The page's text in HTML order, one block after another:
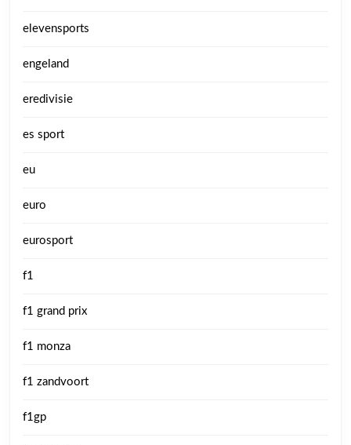
elevensports
engeland
eredivisie
es sport
eu
euro
eurosport
f1
f1 grand prix
f1 monza
f1 zandvoort
f1gp